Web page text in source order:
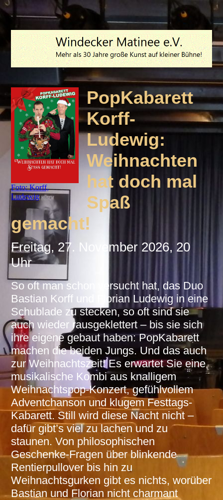
Foto: Korff,
Ludewig
PopKabarett
Korff-
Ludewig:
Weihnachten
hat doch mal
Spaß
gemacht!
Freitag, 27. November 2026, 20
Uhr
So oft man schon versucht hat, das Duo
Bastian Korff und Florian Ludewig in eine
Schublade zu stecken, so oft sind sie
auch wieder rausgeklettert – bis sie sich
ihre eigene gebaut haben: PopKabarett
machen die beiden Jungs. Und das auch
zur Weihnachtszeit! Es erwartet Sie eine
musikalische Kombi aus knalligem
Weihnachtspop-Konzert, gefühlvollem
Adventchanson und klugem Festtags-
Kabarett. Still wird diese Nacht nicht –
dafür gibt’s viel zu lachen und zu
staunen. Von philosophischen
Geschenke-Fragen über blinkende
Rentierpullover bis hin zu
Weihnachtsgurken gibt es nichts, worüber
Bastian und Florian nicht charmant